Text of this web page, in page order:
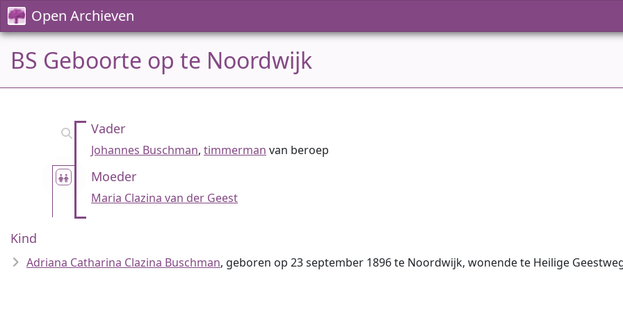
Open Archieven
BS Geboorte op te Noordwijk
Vader
Johannes Buschman, timmerman van beroep
Moeder
Maria Clazina van der Geest
Kind
Adriana Catharina Clazina Buschman, geboren op 23 september 1896 te Noordwijk, wonende te Heilige